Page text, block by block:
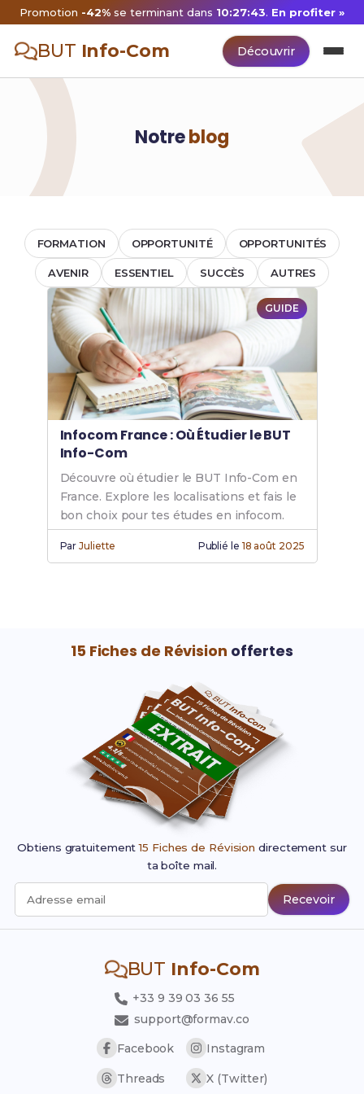
Promotion -42% se terminant dans 10:27:43. En profiter »
BUT Info-Com Découvrir
Notreblog
FORMATION OPPORTUNITÉ OPPORTUNITÉS
AVENIR ESSENTIEL SUCCÈS AUTRES
GUIDE
Infocom France : Où Étudier le BUT
Info-Com
Découvre où étudier le BUT Info-Com en
France. Explore les localisations et fais le
bon choix pour tes études en infocom.
ParJuliette Publié le 18 août 2025
15 Fiches de Révision offertes
Obtiens gratuitement15 Fiches de Révision directement sur
ta boîte mail.
Adresse email Recevoir
BUT Info-Com
+33 9 39 03 36 55
support@formav.co
Facebook
Instagram
Threads X (Twitter)